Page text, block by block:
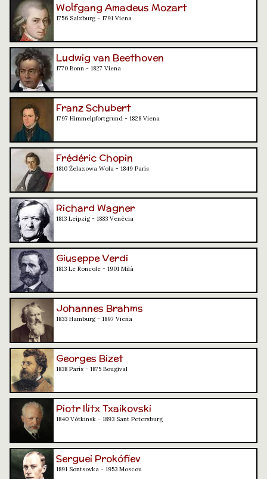
Wolfgang Amadeus Mozart
1756 Salzburg - 1791 Viena
Ludwig van Beethoven
1770 Bonn - 1827 Viena
Franz Schubert
1797 Himmelpfortgrund - 1828 Viena
Frédéric Chopin
1810 Żelazowa Wola - 1849 París
Richard Wagner
1813 Leipzig - 1883 Venècia
Giuseppe Verdi
1813 Le Roncole - 1901 Milà
Johannes Brahms
1833 Hamburg - 1897 Viena
Georges Bizet
1838 París - 1875 Bougival
Piotr Ilitx Txaikovski
1840 Vótkinsk - 1893 Sant Petersburg
Serguei Prokófiev
1891 Sontsovka - 1953 Moscou